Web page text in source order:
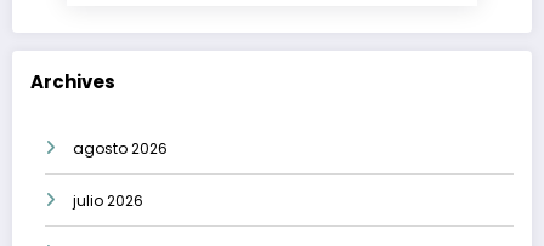
Archives
agosto 2026
julio 2026